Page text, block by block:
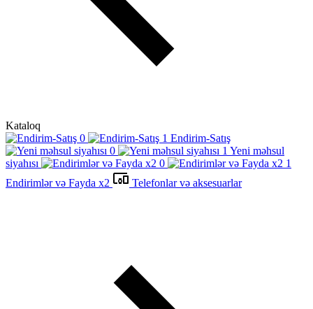
Kataloq
Endirim-Satış
Yeni məhsul
siyahısı
Endirimlər və Fayda x2
Telefonlar və aksesuarlar